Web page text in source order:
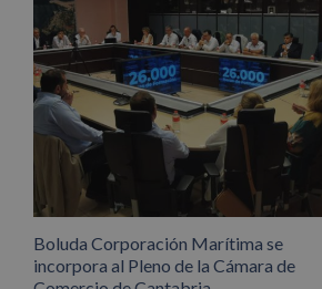
Boluda Corporación Marítima se
incorpora al Pleno de la Cámara de